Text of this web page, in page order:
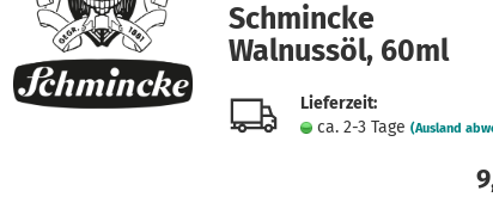
Schmincke
Walnussöl, 60ml
Lieferzeit:
ca. 2-3 Tage (Ausland